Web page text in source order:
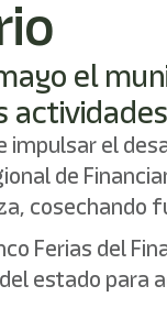
el
impulsar el
de
cosechando
Ferias del
estado para